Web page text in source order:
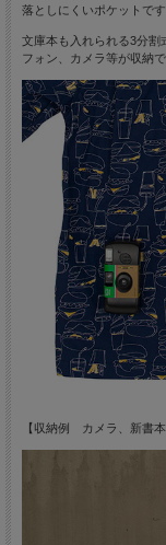
落としにくいポケットです
文庫本も入れられる3分割
フォン、カメラ等が収納で
【収納例 カメラ、新書本